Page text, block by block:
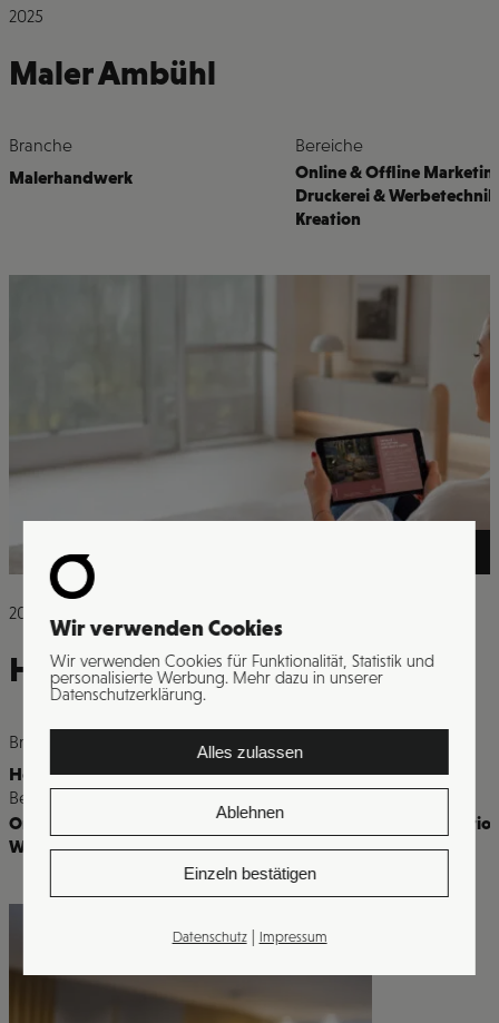
2025
Maler Ambühl
Branche
Malerhandwerk
Bereiche
Online & Offline
Druckerei & Werbetechnik
Kreation
2026
Hotel Grischa Davos
Branche
Hotelerie
Bereiche
Online & Offline Marketing,Druckerei & Werbetechnik
Website & Apps
Wir verwenden Cookies
Wir verwenden Cookies für Funktionalität, Statistik und
personalisierte Werbung. Mehr dazu in unserer
Datenschutzerklärung.
Alles zulassen
Ablehnen
Einzeln bestätigen
Datenschutz| Impressum